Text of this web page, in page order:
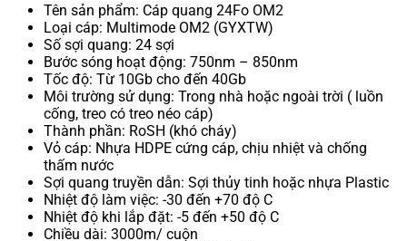
Tên sản phẩm: Cáp quang 24Fo OM2
Loại cáp: Multimode OM2 (GYXTW)
Số sợi quang: 24 sợi
Bước sóng hoạt động: 750nm – 850nm
Tốc độ: Từ 10Gb cho đến 40Gb
Môi trường sử dụng: Trong nhà hoặc ngoài trời ( luồn
cống, treo có treo néo cáp)
Thành phần: RoSH (khó cháy)
Vỏ cáp: Nhựa HDPE cứng cáp, chịu nhiệt và chống
thấm nước
Sợi quang truyền dẫn: Sợi thủy tinh hoặc nhựa Plastic
Nhiệt độ làm việc: -30 đến +70 độ C
Nhiệt độ khi lắp đặt: -5 đến +50 độ C
Chiều dài: 3000m/ cuộn